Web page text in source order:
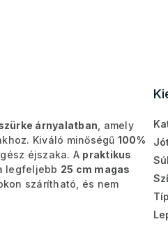
árnyalatban , amely
Kiváló minőségű 100%
éjszaka. A praktikus
legfeljebb 25 cm magas
szárítható, és nem